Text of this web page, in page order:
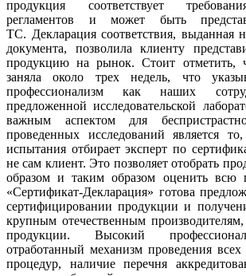
продукция соответствует
регламентов и может быть
ТС. Декларация соответствия, выданная
документа, позволила клиенту
продукцию на рынок. Стоит отметить,
заняла около трех недель, что
профессионализм как наших
предложенной исследовательской
важным аспектом для
проведенных исследований является
испытания отбирает эксперт по
не сам клиент. Это позволяет отобрать
образом и таким образом оценить всю
«Сертификат-Декларация» готова
сертифицировании продукции и
крупным отечественным
продукции. Высокий
отработанный механизм проведения всех
процедур, наличие перечня